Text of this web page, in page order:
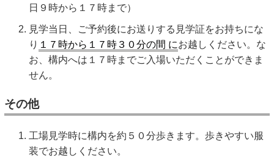
日９時から１７時まで）
見学当日、ご予約後にお送りする見学証をお持ちにな
り １７時から１７時３０分の間 にお越しください。な
お、構内へは１７時までご入場いただくことができま
せん。
その他
工場見学時に構内を約５０分歩きます。歩きやすい服
装でお越しください。